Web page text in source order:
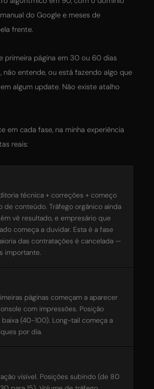
do Google e meses de
frente.
primeira página em 30 ou 60 dias
não entende, ou está fazendo algo que
algum update. Não existe atalho
em cada fase, na minha experiência
reais:
técnica + correções + começo
de conteúdo. Tráfego orgânico ainda
vê resultado, e empresário que
começa a duvidar. Esta é a fase
das contratações é cancelada —
importante.
páginas começam a aparecer
com impressões. Posição
baixa (40-100). Long-tail começa a
por dia.
visível. Posições subindo (de 80